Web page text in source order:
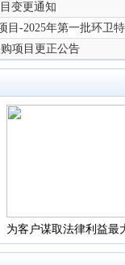
变更通知
目-2025年第一批环卫
项目更正公告
为客户谋取法律利益最
—— 访四川君合律师事